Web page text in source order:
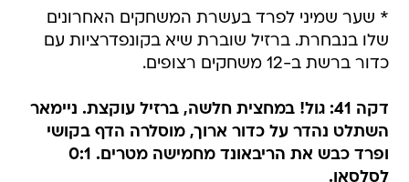
* שער שמיני לפרד בעשרת המשחקים האחרונים
שלו בנבחרת. ברזיל שוברת שיא בקונפדרציות עם
כדור ברשת ב-12 משחקים רצופים.
דקה 41: גול! במחצית חלשה, ברזיל עוקצת. ניימאר
השתלט נהדר על כדור ארוך, מוסלרה הדף בקושי
ופרד כבש את הריבאונד מחמישה מטרים. 0:1
לסלסאו.